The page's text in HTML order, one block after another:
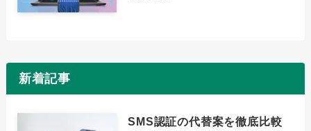
新着記事
SMS認証の代替案を徹底比較